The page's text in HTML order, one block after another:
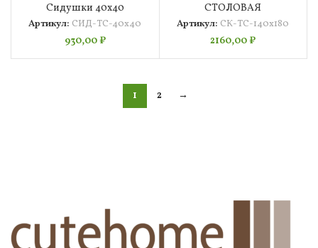
Сидушки 40х40
Артикул: СИД-ТС-40х40
930,00₽
СТОЛОВАЯ
Артикул: СК-ТС-140х180
2160,00₽
1 2 →